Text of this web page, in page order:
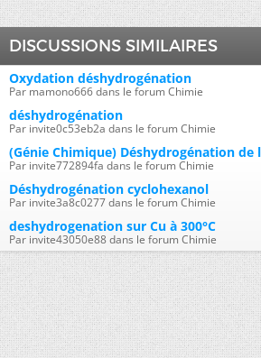
DISCUSSIONS SIMILAIRES
Oxydation déshydrogénation
Par mamono666 dans le forum Chimie
déshydrogénation
Par invite0c53eb2a dans le forum Chimie
(Génie Chimique) Déshydrogénation de
Par invite772894fa dans le forum Chimie
Déshydrogénation cyclohexanol
Par invite3a8c0277 dans le forum Chimie
deshydrogenation sur Cu à 300°C
Par invite43050e88 dans le forum Chimie